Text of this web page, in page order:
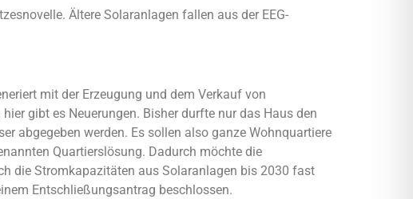
Ältere Solaranlagen fallen aus der EEG-
mit der Erzeugung und dem Verkauf von
gibt es Neuerungen. Bisher durfte nur das Haus den
abgegeben werden. Es sollen also ganze Wohnquartiere
Quartierslösung. Dadurch möchte die
die Stromkapazitäten aus Solaranlagen bis 2030 fast
Entschließungsantrag beschlossen.